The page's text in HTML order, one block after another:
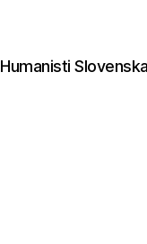
Humanisti Slovenska